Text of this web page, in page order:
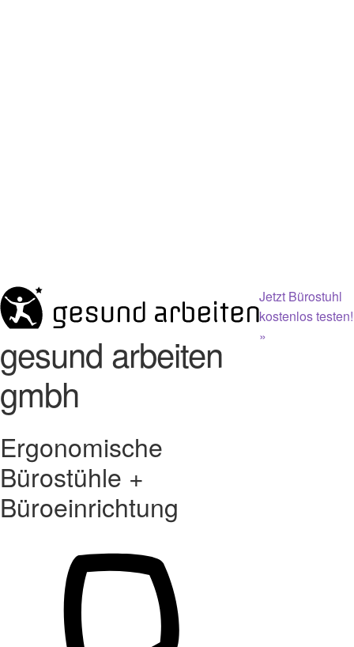
gesund arbeiten
gmbh
Ergonomische
Bürostühle +
Büroeinrichtung
Jetzt Bürostuhl
kostenlos testen!
»